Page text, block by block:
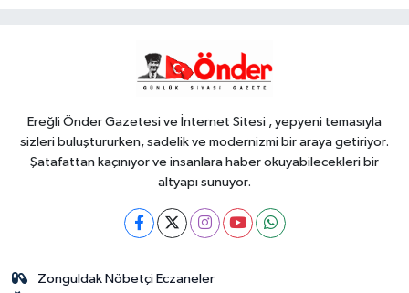
15:57
eleman' alarmı
Ereğli Önder Gazetesi ve İnternet Sitesi , yepyeni temasıyla
sizleri buluştururken, sadelik ve modernizmi bir araya getiriyor.
Şatafattan kaçınıyor ve insanlara haber okuyabilecekleri bir
altyapı sunuyor.
Zonguldak Nöbetçi Eczaneler